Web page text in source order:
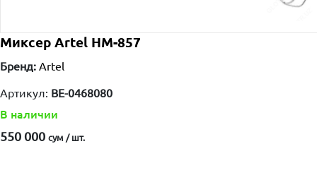
Миксер Artel HM-857
Бренд: Artel
Артикул: ВЕ-0468080
В наличии
550 000 сум / шт.